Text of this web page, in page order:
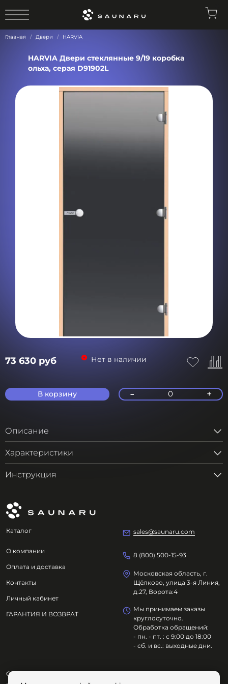
Главная Двери HARVIA
HARVIA Двери стеклянные 9/19 коробка
ольха, серая D91902L
73 630 руб Нет в наличии
В корзину - 0 +
Описание
Характеристики
Инструкция
Каталог
О компании
Оплата и доставка
Контакты
Личный кабинет
ГАРАНТИЯ И ВОЗВРАТ
sales@saunaru.com
8 (800) 500-15-93
Московская область, г.
Щёлково, улица 3-я Линия,
д.27, Ворота:4
Мы принимаем заказы
круглосуточно.
Обработка обращений:
- пн. - пт. : с 9:00 до 18:00
- сб. и вс.: выходные дни.
ООО "ОЗДОРОВИТЕЛЬНЫЕ ТЕХНОЛОГИИ"